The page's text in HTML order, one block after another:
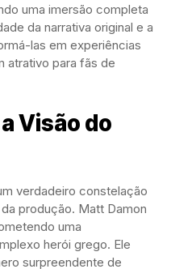
uma imersão completa
da narrativa original e a
las em experiências
atrativo para fãs de
Visão do
verdadeiro constelação
produção. Matt Damon
uma
herói grego. Ele
surpreendente de